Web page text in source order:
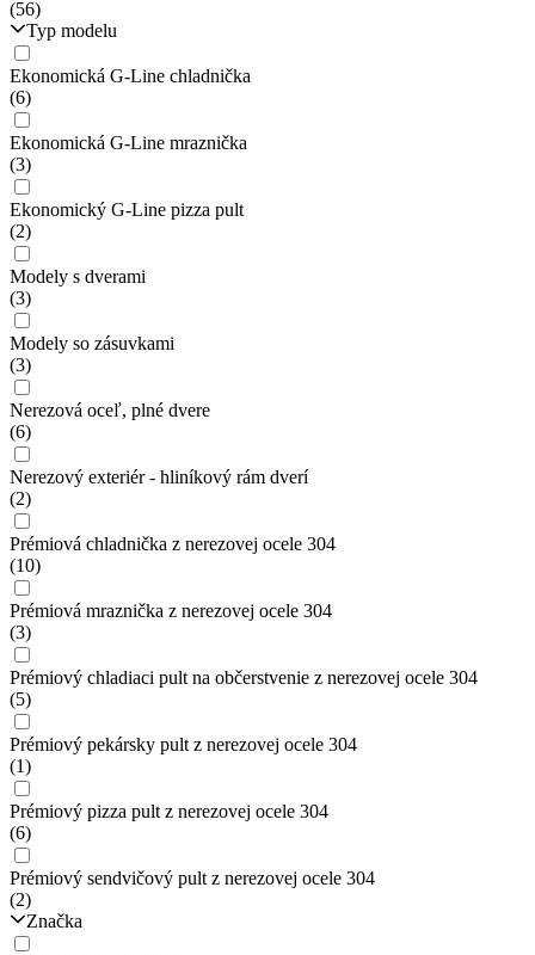
(56)
Typ modelu
Ekonomická G-Line chladnička
(6)
Ekonomická G-Line mraznička
(3)
Ekonomický G-Line pizza pult
(2)
Modely s dverami
(3)
Modely so zásuvkami
(3)
Nerezová oceľ, plné dvere
(6)
Nerezový exteriér - hliníkový rám dverí
(2)
Prémiová chladnička z nerezovej ocele 304
(10)
Prémiová mraznička z nerezovej ocele 304
(3)
Prémiový chladiaci pult na občerstvenie z nerezovej ocele 304
(5)
Prémiový pekársky pult z nerezovej ocele 304
(1)
Prémiový pizza pult z nerezovej ocele 304
(6)
Prémiový sendvičový pult z nerezovej ocele 304
(2)
Značka